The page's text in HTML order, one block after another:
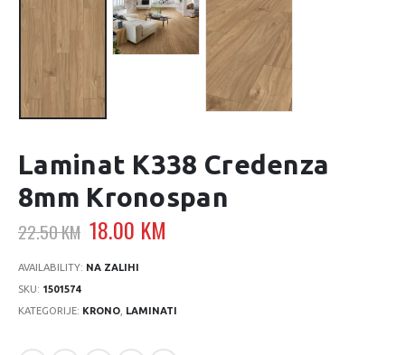
Laminat K338 Credenza
8mm Kronospan
22.50KM Original
price
was:
18.00 KM
AVAILABILITY: NA ZALIHI
SKU: 1501574
KATEGORIJE: KRONO LAMINATI